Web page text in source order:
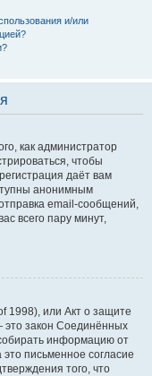
и/или
как администратор
чтобы
даёт вам
анонимным
email-сообщений,
всего пару минут,
1998), или Акт о защите
это закон Соединённых
информацию от
письменное согласие
того, что